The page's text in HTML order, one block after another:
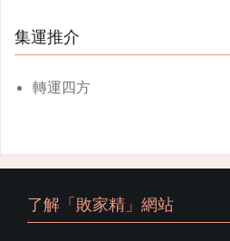
集運推介
轉運四方
了解「敗家精」網站